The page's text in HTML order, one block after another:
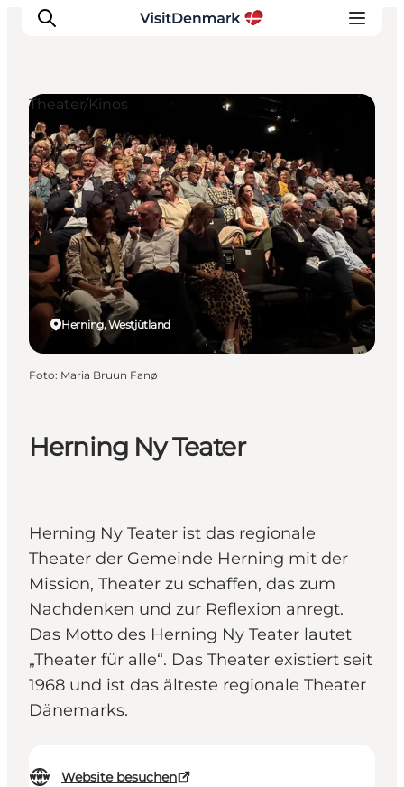
Inspiration
Regionen
Erlebnisse
Unterkünfte
Reiseplanung
Herning Ny Teater
Herning Ny Teater ist das regionale
Theater der Gemeinde Herning mit der
Mission, Theater zu schaffen, das zum
Nachdenken und zur Reflexion anregt.
Das Motto des Herning Ny Teater lautet
„Theater für alle“. Das Theater existiert seit
1968 und ist das älteste regionale Theater
Dänemarks.
Website besuchen
Herning, Westjütland
Theater/Kinos
Foto: Maria Bruun Fanø